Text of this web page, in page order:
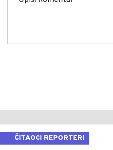
ČITAOCI REPORTERI